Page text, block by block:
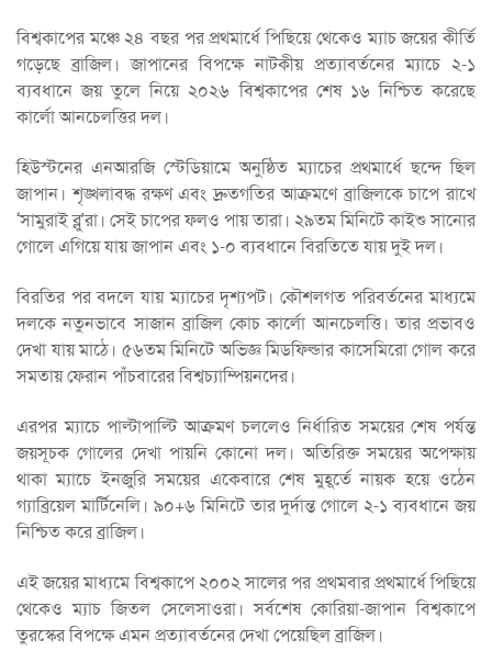
বিশ্বকাপের মঞ্চে ২৪ বছর পর প্রথমার্ধে পিছিয়ে থেকেও ম্যাচ জয়ের কীর্তি
গড়েছে ব্রাজিল। জাপানের বিপক্ষে নাটকীয় প্রত্যাবর্তনের ম্যাচে ২-১
ব্যবধানে জয় তুলে নিয়ে ২০২৬ বিশ্বকাপের শেষ ১৬ নিশ্চিত করেছে
কার্লো আনচেলত্তির দল।
হিউস্টনের এনআরজি স্টেডিয়ামে অনুষ্ঠিত ম্যাচের প্রথমার্ধে ছন্দে ছিল
জাপান। শৃঙ্খলাবদ্ধ রক্ষণ এবং দ্রুতগতির আক্রমণে ব্রাজিলকে চাপে রাখে
‘সামুরাই ব্লু’রা। সেই চাপের ফলও পায় তারা। ২৯তম মিনিটে কাইশু সানোর
গোলে এগিয়ে যায় জাপান এবং ১-০ ব্যবধানে বিরতিতে যায় দুই দল।
বিরতির পর বদলে যায় ম্যাচের দৃশ্যপট। কৌশলগত পরিবর্তনের মাধ্যমে
দলকে নতুনভাবে সাজান ব্রাজিল কোচ কার্লো আনচেলত্তি। তার প্রভাবও
দেখা যায় মাঠে। ৫৬তম মিনিটে অভিজ্ঞ মিডফিল্ডার কাসেমিরো গোল করে
সমতায় ফেরান পাঁচবারের বিশ্বচ্যাম্পিয়নদের।
এরপর ম্যাচে পাল্টাপাল্টি আক্রমণ চললেও নির্ধারিত সময়ের শেষ পর্যন্ত
জয়সূচক গোলের দেখা পায়নি কোনো দল। অতিরিক্ত সময়ের অপেক্ষায়
থাকা ম্যাচে ইনজুরি সময়ের একেবারে শেষ মুহূর্তে নায়ক হয়ে ওঠেন
গ্যাব্রিয়েল মার্টিনেলি। ৯০+৬ মিনিটে তার দুর্দান্ত গোলে ২-১ ব্যবধানে জয়
নিশ্চিত করে ব্রাজিল।
এই জয়ের মাধ্যমে বিশ্বকাপে ২০০২ সালের পর প্রথমবার প্রথমার্ধে পিছিয়ে
থেকেও ম্যাচ জিতল সেলেসাওরা। সর্বশেষ কোরিয়া-জাপান বিশ্বকাপে
তুরস্কের বিপক্ষে এমন প্রত্যাবর্তনের দেখা পেয়েছিল ব্রাজিল।